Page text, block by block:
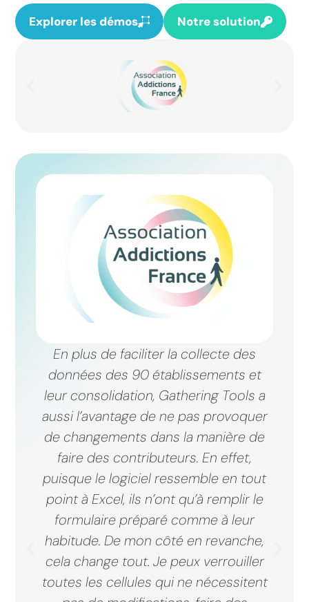
Explorer les démos Notre solution
En plus de faciliter la collecte des
données des 90 établissements et
leur consolidation, Gathering Tools a
aussi l’avantage de ne pas provoquer
de changements dans la manière de
faire des contributeurs. En effet,
puisque le logiciel ressemble en tout
point à Excel, ils n’ont qu’à remplir le
formulaire préparé comme à leur
habitude. De mon côté en revanche,
cela change tout. Je peux verrouiller
toutes les cellules qui ne nécessitent